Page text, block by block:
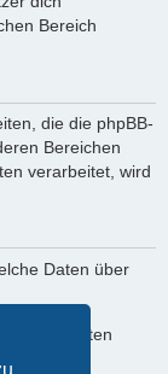
Bereich
die die phpBB-
Bereichen
verarbeitet, wird
Daten über
deiner Daten